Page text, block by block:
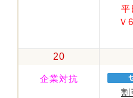
平
Ｖ
20
企業対抗
割